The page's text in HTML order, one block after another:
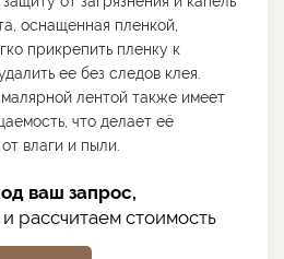
оснащенная пленкой,
прикрепить пленку к
ее без следов клея.
лентой также имеет
что делает её
влаги и пыли.
ваш запрос,
рассчитаем стоимость